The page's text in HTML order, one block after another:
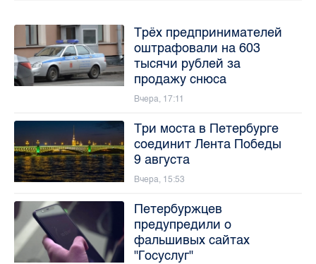
Трёх предпринимателей
оштрафовали на 603
тысячи рублей за
продажу снюса
Вчера, 17:11
Три моста в Петербурге
соединит Лента Победы
9 августа
Вчера, 15:53
Петербуржцев
предупредили о
фальшивых сайтах
"Госуслуг"